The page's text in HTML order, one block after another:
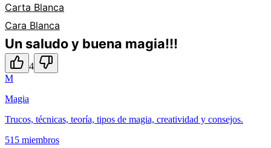
Carta Blanca
Cara Blanca
Un saludo y buena magia!!!
4
M
Magia
Trucos, técnicas, teoría, tipos de magia, creatividad y consejos.
515 miembros